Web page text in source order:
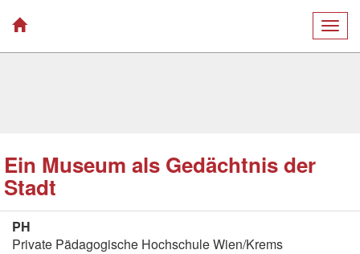
Ein Museum als Gedächtnis der
Stadt
PH
Private Pädagogische Hochschule Wien/Krems